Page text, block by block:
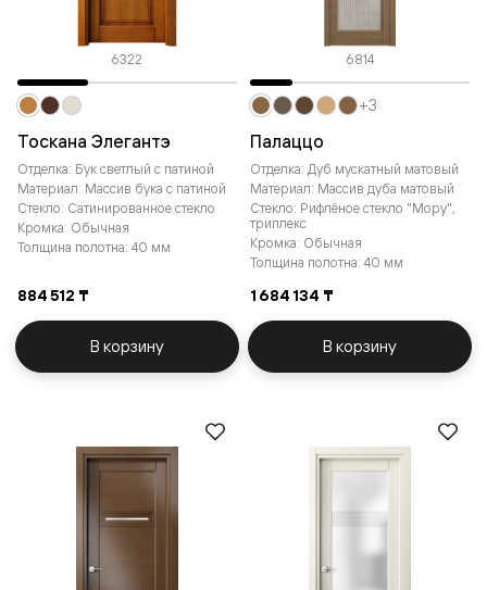
6322
Тоскана Элегантэ
Отделка: Бук светлый с патиной
Материал: Массив бука с патиной
Стекло: Сатинированное стекло
Кромка: Обычная
Толщина полотна: 40 мм
884 512 ₸
В корзину
6814
Палаццо
Отделка: Дуб мускатный матовый
Материал: Массив дуба матовый
Стекло: Рифлёное стекло "Мору",
триплекс
Кромка: Обычная
Толщина полотна: 40 мм
1 684 134 ₸
+3
В корзину